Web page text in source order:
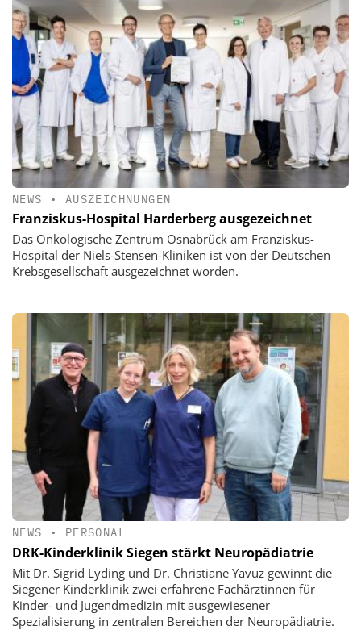
NEWS • AUSZEICHNUNGEN
Franziskus-Hospital Harderberg ausgezeichnet
Das Onkologische Zentrum Osnabrück am Franziskus-
Hospital der Niels-Stensen-Kliniken ist von der Deutschen
Krebsgesellschaft ausgezeichnet worden.
NEWS • PERSONAL
DRK-Kinderklinik Siegen stärkt Neuropädiatrie
Mit Dr. Sigrid Lyding und Dr. Christiane Yavuz gewinnt die
Siegener Kinderklinik zwei erfahrene Fachärztinnen für
Kinder- und Jugendmedizin mit ausgewiesener
Spezialisierung in zentralen Bereichen der Neuropädiatrie.